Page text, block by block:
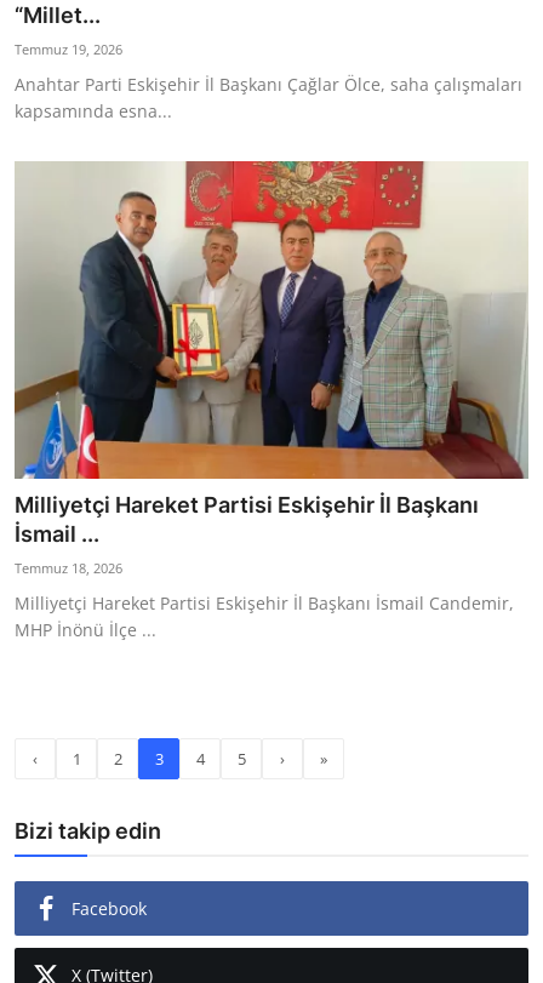
“Millet...
Temmuz 19, 2026
Anahtar Parti Eskişehir İl Başkanı Çağlar Ölce, saha çalışmaları
kapsamında esna...
Milliyetçi Hareket Partisi Eskişehir İl Başkanı
İsmail ...
Temmuz 18, 2026
Milliyetçi Hareket Partisi Eskişehir İl Başkanı İsmail Candemir,
MHP İnönü İlçe ...
‹ 1 2 3 4 5 › »
Bizi takip edin
Facebook
X (Twitter)